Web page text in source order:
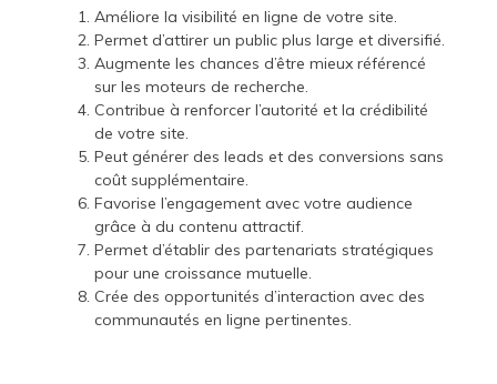
Améliore la visibilité en ligne de votre site.
Permet d’attirer un public plus large et diversifié.
Augmente les chances d’être mieux référencé
sur les moteurs de recherche.
Contribue à renforcer l’autorité et la crédibilité
de votre site.
Peut générer des leads et des conversions sans
coût supplémentaire.
Favorise l’engagement avec votre audience
grâce à du contenu attractif.
Permet d’établir des partenariats stratégiques
pour une croissance mutuelle.
Crée des opportunités d’interaction avec des
communautés en ligne pertinentes.